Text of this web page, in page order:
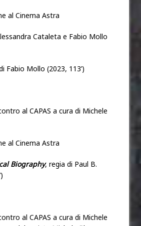
al Cinema Astra
Cataleta e Fabio Mollo
Fabio Mollo (2023, 113’)
al CAPAS a cura di Michele
al Cinema Astra
Biography, regia di Paul B.
al CAPAS a cura di Michele